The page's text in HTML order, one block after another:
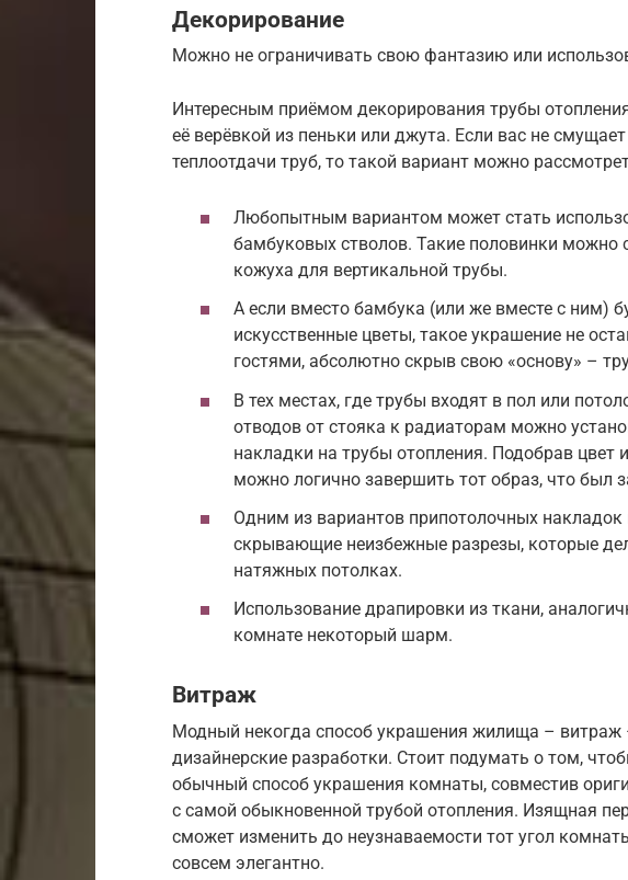
Декорирование
Можно не ограничивать свою фантазию или
Интересным приёмом декорирования трубы
её верёвкой из пеньки или джута. Если вас не
теплоотдачи труб, то такой вариант можно
Любопытным вариантом может стать
бамбуковых стволов. Такие половинки можно
кожуха для вертикальной трубы.
А если вместо бамбука (или же вместе с ним)
искусственные цветы, такое украшение не
гостями, абсолютно скрыв свою «основу» –
В тех местах, где трубы входят в пол или
отводов от стояка к радиаторам можно
накладки на трубы отопления. Подобрав цвет
можно логично завершить тот образ, что был
Одним из вариантов припотолочных накладок
скрывающие неизбежные разрезы, которые
натяжных потолках.
Использование драпировки из ткани,
комнате некоторый шарм.
Витраж
Модный некогда способ украшения жилища – витраж
дизайнерские разработки. Стоит подумать о том,
обычный способ украшения комнаты, совместив
с самой обыкновенной трубой отопления. Изящная
сможет изменить до неузнаваемости тот угол
совсем элегантно.